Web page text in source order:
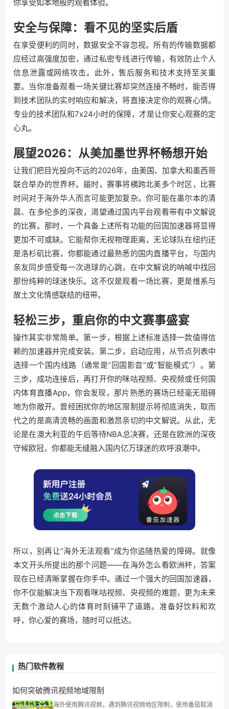
你享受如本地般的观看体验。
安全与保障：看不见的坚实后盾
在享受便利的同时，数据安全不容忽视。所有的传输数据都
应经过高强度加密，通过私密专线进行传输，有效防止个人
信息泄露或网络攻击。此外，售后服务和技术支持至关重
要。当你准备观看一场关键比赛却突然连接不畅时，能否得
到技术团队的实时响应和解决，将直接决定你的观赛心情。
专业的技术团队和7x24小时的保障，才是让你安心观赛的定
心丸。
展望2026：从美加墨世界杯畅想开始
让我们把目光投向不远的2026年，由美国、加拿大和墨西哥
联合举办的世界杯。届时，赛事将横跨北美多个时区，比赛
时间对于海外华人而言可能更加复杂。你可能在墨尔本的清
晨、在多伦多的深夜，渴望通过国内平台观看带有中文解说
的比赛。那时，一个具备上述所有功能的回国加速器将显得
更加不可或缺。它能帮你无视物理距离，无论球队在纽约还
是洛杉矶比赛，你都能通过最熟悉的国内直播平台，与国内
亲友同步感受每一次进球的心跳，在中文解说的呐喊中找回
那份纯粹的球迷快乐。这不仅是观看一场比赛，更是维系与
故土文化情感联结的纽带。
轻松三步，重启你的中文赛事盛宴
操作其实非常简单。第一步，根据上述标准选择一款值得信
赖的加速器并完成安装。第二步，启动应用，从节点列表中
选择一个国内线路（通常是“回国影音”或“智能模式”）。第
三步，成功连接后，再打开你的咪咕视频、央视频或任何国
内体育直播App，你会发现，那片熟悉的赛场已经毫无阻碍
地为你敞开。曾经困扰你的地区限制提示将彻底消失，取而
代之的是高清流畅的画面和激昂亲切的中文解说。从此，无
论是在澳大利亚的午后等待NBA总决赛，还是在欧洲的深夜
守候欧冠，你都能无缝融入国内亿万球迷的欢呼浪潮中。
所以，别再让“海外无法观看”成为你追随热爱的障碍。就像
本文开头所提出的那个问题——在海外怎么看欧洲杯，答案
现在已经清晰掌握在你手中。通过一个强大的回国加速器，
你不仅能解决当下观看咪咕视频、央视频的难题，更为未来
无数个激动人心的体育时刻铺平了道路。准备好饮料和欢
呼，你心爱的赛场，随时可以抵达。
热门软件教程
如何突破腾讯视频地域限制
海外使用腾讯视频，遇到腾讯视频地区限制，使用番茄取消